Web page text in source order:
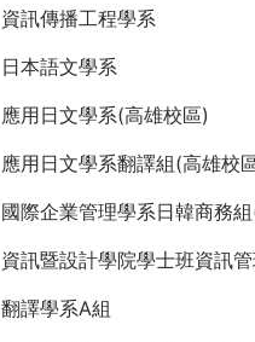
資訊傳播工程學系
日本語文學系
應用日文學系(高雄校區)
應用日文學系翻譯組(高雄校
國際企業管理學系日韓商務
資訊暨設計學院學士班資訊
翻譯學系A組